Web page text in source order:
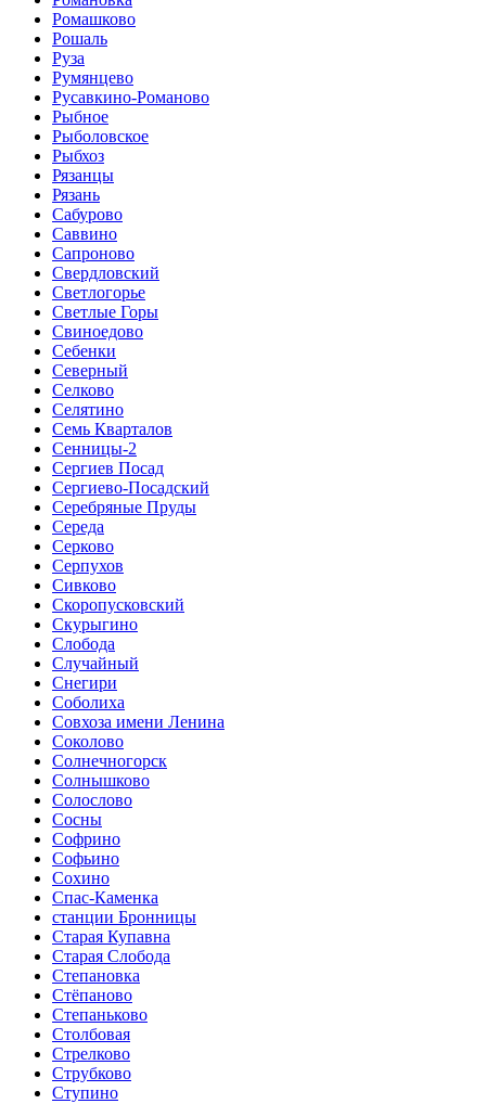
Ромашково
Рошаль
Руза
Румянцево
Русавкино-Романово
Рыбное
Рыболовское
Рыбхоз
Рязанцы
Рязань
Сабурово
Саввино
Сапроново
Свердловский
Светлогорье
Светлые Горы
Свиноедово
Себенки
Северный
Селково
Селятино
Семь Кварталов
Сенницы-2
Сергиев Посад
Сергиево-Посадский
Серебряные Пруды
Середа
Серково
Серпухов
Сивково
Скоропусковский
Скурыгино
Слобода
Случайный
Снегири
Соболиха
Совхоза имени Ленина
Соколово
Солнечногорск
Солнышково
Солослово
Сосны
Софрино
Софьино
Сохино
Спас-Каменка
станции Бронницы
Старая Купавна
Старая Слобода
Степановка
Стёпаново
Степаньково
Столбовая
Стрелково
Струбково
Ступино